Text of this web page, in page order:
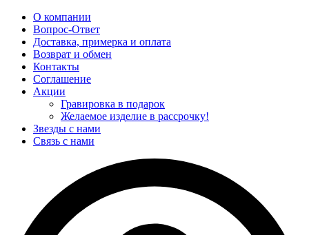
О компании
Вопрос-Ответ
Доставка, примерка и оплата
Возврат и обмен
Контакты
Соглашение
Акции
Гравировка в подарок
Желаемое изделие в рассрочку!
Звезды с нами
Связь с нами